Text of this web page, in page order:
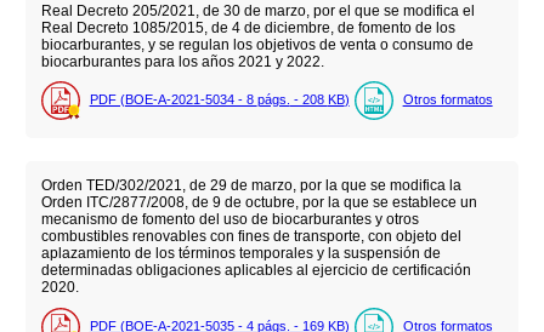
Real Decreto 205/2021, de 30 de marzo, por el que se modifica el
Real Decreto 1085/2015, de 4 de diciembre, de fomento de los
biocarburantes, y se regulan los objetivos de venta o consumo de
biocarburantes para los años 2021 y 2022.
PDF (BOE-A-2021-5034 - 8 págs. - 208 KB) Otros formatos
Orden TED/302/2021, de 29 de marzo, por la que se modifica la
Orden ITC/2877/2008, de 9 de octubre, por la que se establece un
mecanismo de fomento del uso de biocarburantes y otros
combustibles renovables con fines de transporte, con objeto del
aplazamiento de los términos temporales y la suspensión de
determinadas obligaciones aplicables al ejercicio de certificación
2020.
PDF (BOE-A-2021-5035 - 4 págs. - 169 KB) Otros formatos